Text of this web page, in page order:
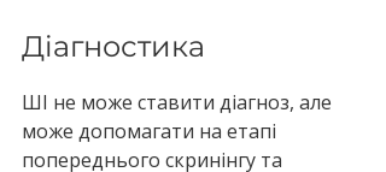
Діагностика
ШІ не може ставити діагноз, але
може допомагати на етапі
попереднього скринінгу та